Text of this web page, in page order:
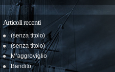
Articoli recenti
(senza titolo)
(senza titolo)
M’aggroviglio
Bandito